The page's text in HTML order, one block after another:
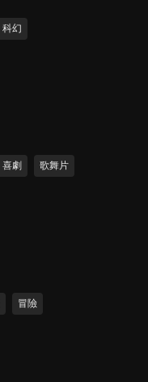
科幻
喜劇 歌舞片
冒險